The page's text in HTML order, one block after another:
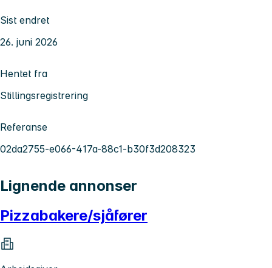
Sist endret
26. juni 2026
Hentet fra
Stillingsregistrering
Referanse
02da2755-e066-417a-88c1-b30f3d208323
Lignende annonser
Pizzabakere/sjåfører